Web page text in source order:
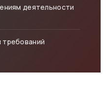
деятельности